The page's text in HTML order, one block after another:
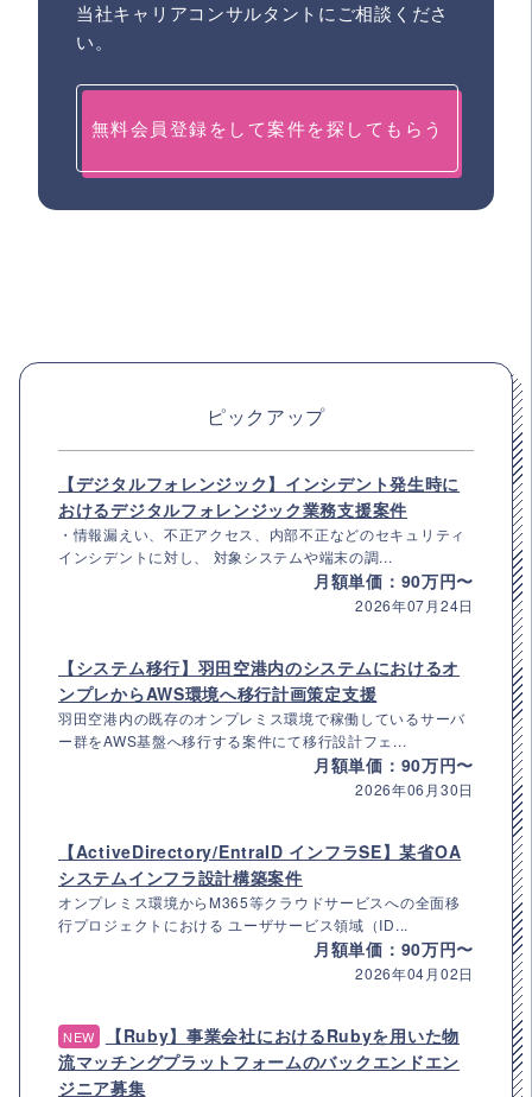
当社キャリアコンサルタントにご相談くださ
い。
無料会員登録をして案件を探してもらう
ピックアップ
【デジタルフォレンジック】インシデント発生時に
おけるデジタルフォレンジック業務支援案件
・情報漏えい、不正アクセス、内部不正などのセキュリティ
インシデントに対し、 対象システムや端末の調...
月額単価：90万円〜
2026年07月24日
【システム移行】羽田空港内のシステムにおけるオ
ンプレからAWS環境へ移行計画策定支援
羽田空港内の既存のオンプレミス環境で稼働しているサーバ
ー群をAWS基盤へ移行する案件にて移行設計フェ...
月額単価：90万円〜
2026年06月30日
【ActiveDirectory/EntraID インフラSE】某省OA
システムインフラ設計構築案件
オンプレミス環境からM365等クラウドサービスへの全面移
行プロジェクトにおける ユーザサービス領域（ID...
月額単価：90万円〜
2026年04月02日
NEW
【Ruby】事業会社におけるRubyを用いた物
流マッチングプラットフォームのバックエンドエン
ジニア募集